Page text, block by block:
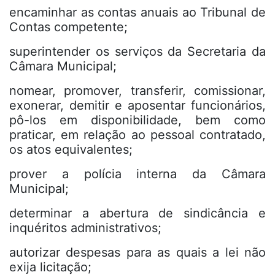
encaminhar as contas anuais ao Tribunal de
Contas competente;
superintender os serviços da Secretaria da
Câmara Municipal;
nomear, promover, transferir, comissionar,
exonerar, demitir e aposentar funcionários,
pô-los em disponibilidade, bem como
praticar, em relação ao pessoal contratado,
os atos equivalentes;
prover a polícia interna da Câmara
Municipal;
determinar a abertura de sindicância e
inquéritos administrativos;
autorizar despesas para as quais a lei não
exija licitação;